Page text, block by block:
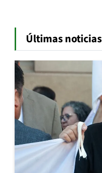
Últimas noticias